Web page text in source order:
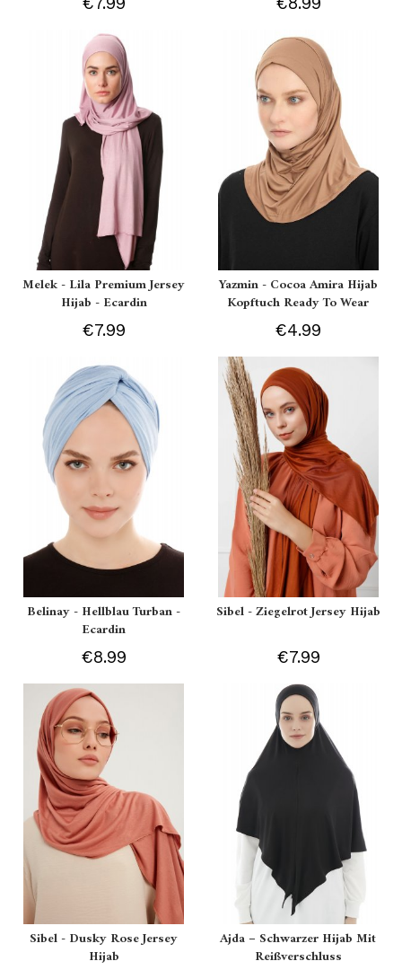
Melek - Lila Premium Jersey
Hijab - Ecardin
€7.99
Yazmin - Cocoa Amira Hijab
Kopftuch Ready To Wear
€4.99
Belinay - Hellblau Turban -
Ecardin
€8.99
Sibel - Ziegelrot Jersey Hijab
€7.99
Sibel - Dusky Rose Jersey
Hijab
Ajda – Schwarzer Hijab Mit
Reißverschluss